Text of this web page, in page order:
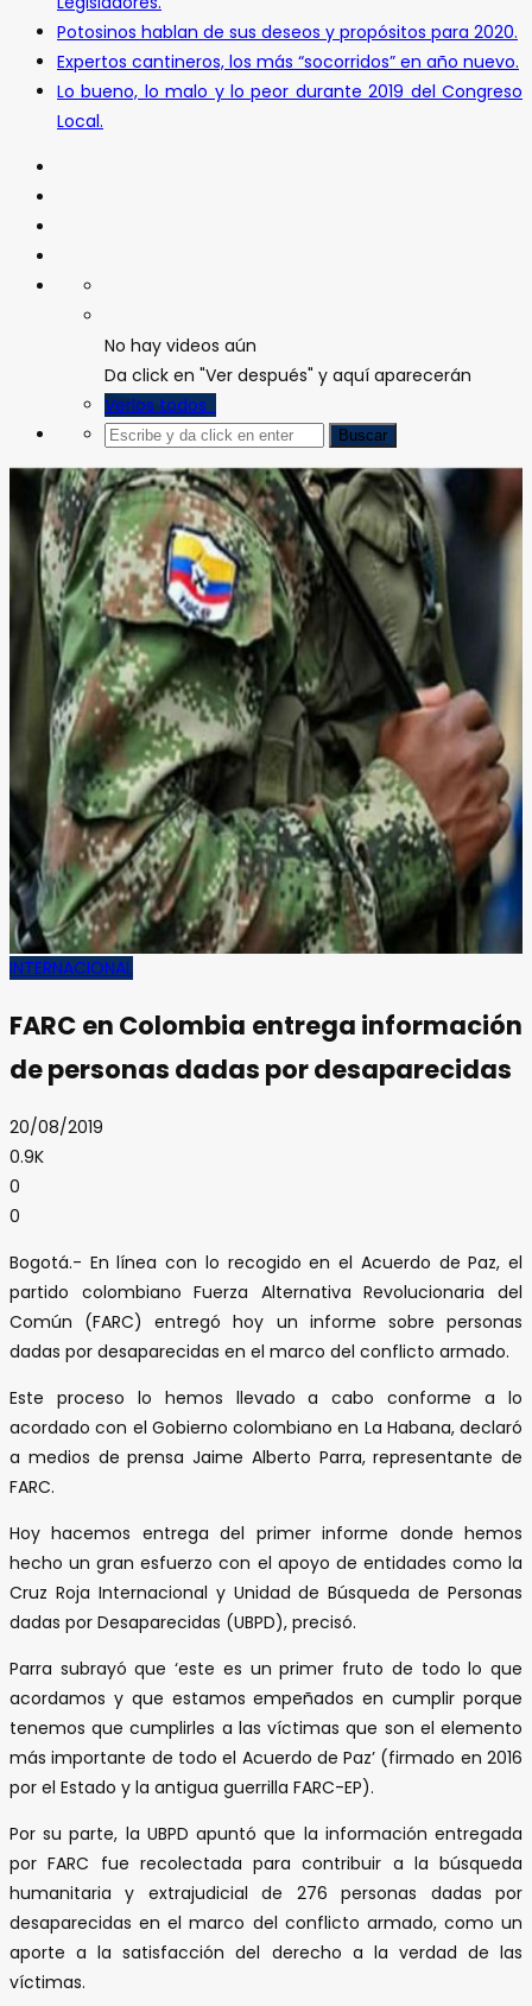
Potosinos hablan de sus deseos y propósitos para 2020.
Expertos cantineros, los más “socorridos” en año nuevo.
Lo bueno, lo malo y lo peor durante 2019 del Congreso
Local.
No hay videos aún
Da click en "Ver después" y aquí aparecerán
Verlos todos
INTERNACIONAL
FARC en Colombia entrega información
de personas dadas por desaparecidas
20/08/2019
0.9K
0
0
Bogotá.- En línea con lo recogido en el Acuerdo de Paz, el
partido colombiano Fuerza Alternativa Revolucionaria del
Común (FARC) entregó hoy un informe sobre personas
dadas por desaparecidas en el marco del conflicto armado.
Este proceso lo hemos llevado a cabo conforme a lo
acordado con el Gobierno colombiano en La Habana, declaró
a medios de prensa Jaime Alberto Parra, representante de
FARC.
Hoy hacemos entrega del primer informe donde hemos
hecho un gran esfuerzo con el apoyo de entidades como la
Cruz Roja Internacional y Unidad de Búsqueda de Personas
dadas por Desaparecidas (UBPD), precisó.
Parra subrayó que ‘este es un primer fruto de todo lo que
acordamos y que estamos empeñados en cumplir porque
tenemos que cumplirles a las víctimas que son el elemento
más importante de todo el Acuerdo de Paz’ (firmado en 2016
por el Estado y la antigua guerrilla FARC-EP).
Por su parte, la UBPD apuntó que la información entregada
por FARC fue recolectada para contribuir a la búsqueda
humanitaria y extrajudicial de 276 personas dadas por
desaparecidas en el marco del conflicto armado, como un
aporte a la satisfacción del derecho a la verdad de las
víctimas.